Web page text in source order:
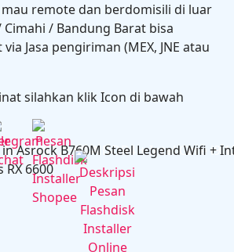
PRO Z690-A DDR4 + Intel Core i9
remote dan berdomisili di luar
/ Bandung Barat bisa
Jasa pengiriman (MEX, JNE atau
silahkan klik Icon di bawah